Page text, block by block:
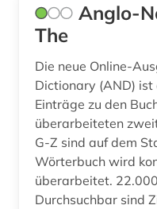
quelle (6)
recht (1)
robbe-grillet (1)
romania (1)
Anglo-
The
Die neue Online-
Dictionary (AND)
Einträge zu den
überarbeiteten
G-Z sind auf dem
Wörterbuch wird
überarbeitet.
Durchsuchbar sind